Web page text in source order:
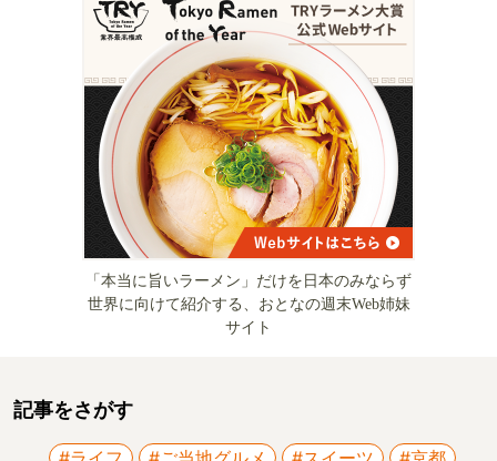
「本当に旨いラーメン」だけを日本のみならず
世界に向けて紹介する、おとなの週末Web姉妹
サイト
記事をさがす